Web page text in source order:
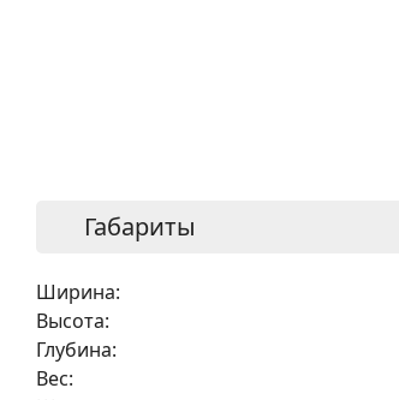
Габариты
Ширина:
Высота:
Глубина:
Вес: